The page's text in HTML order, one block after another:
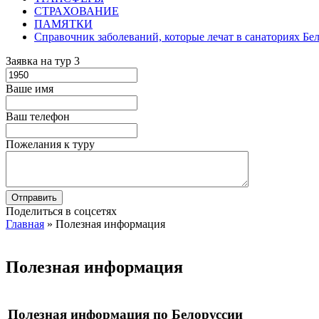
СТРАХОВАНИЕ
ПАМЯТКИ
Справочник заболеваний, которые лечат в санаториях
Заявка на тур 3
Ваше имя
Ваш телефон
Пожелания к туру
Поделиться в соцсетях
Главная » Полезная информация
Полезная информация
Полезная информация по Белоруссии